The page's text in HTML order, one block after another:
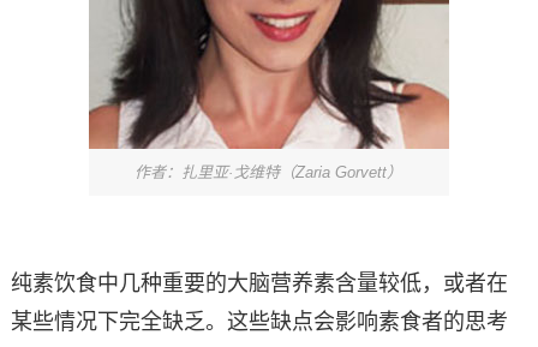
作者：扎里亚·戈维特（Zaria Gorvett）
纯素饮食中几种重要的大脑营养素含量较低，或者在
某些情况下完全缺乏。这些缺点会影响素食者的思考